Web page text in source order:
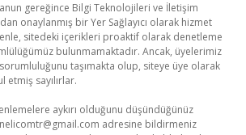
gereğince Bilgi Teknolojileri ve İletişim
onaylanmış bir Yer Sağlayıcı olarak hizmet
sitedeki içerikleri proaktif olarak denetleme
bulunmamaktadır. Ancak, üyelerimiz
taşımakta olup, siteye üye olarak
etmiş sayılırlar.
aykırı olduğunu düşündüğünüz
adresine bildirmeniz